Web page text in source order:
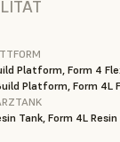
Platform, Form 4
Platform, Form 4L
Tank, Form 4L Resin